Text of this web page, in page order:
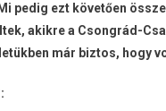
pedig ezt követően
akikre a Csongrád-
már biztos, hogy